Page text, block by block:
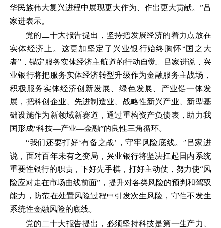
华民族伟大复兴进程中展现更大作为、作出更大贡献。”吕
家进表示。
党的二十大报告提出，坚持把发展经济的着力点放在
实体经济上。这更加坚定了兴业银行始终胸怀“国之大
者”，锚定服务实体经济主航道的行动自觉。吕家进说，兴
业银行将把服务实体经济转型升级作为金融服务主战场，
积极服务实体经济创新发展、绿色发展、产业链一体发
展，把科创企业、先进制造业、战略性新兴产业、新型基
础设施作为新领域新赛道，通过重构资产负债表，助力我
国形成“科技—产业—金融”的良性三角循环。
“我们还要打好‘有备之战’，守牢风险底线。”吕家进
说，面对百年未有之变局，兴业银行将坚决扛起国内系统
重要性银行的职责，下好先手棋，打好主动仗，努力使“风
险应对走在市场曲线前面”，提升对各类风险的预判和驾驭
能力，防范在处置风险过程中引发次生风险，守住不发生
系统性金融风险的底线。
党的二十大报告提出，必须坚持科技是第一生产力、